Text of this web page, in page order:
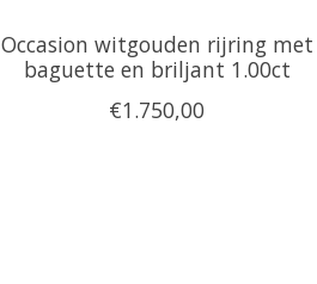
Occasion witgouden rijring met
baguette en briljant 1.00ct
€1.750,00